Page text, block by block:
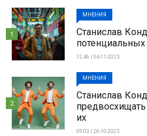
МНЕНИЯ
Станислав
потенциальных
12:46 | 04-11-2025
1
МНЕНИЯ
Станислав
их
09:03 | 26-10-2025
2